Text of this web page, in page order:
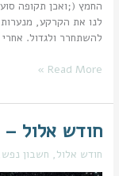
החמץ (;ואכן תקופה
לנו את הקרקע,
להשתחרר ולגדול. אחרי
Read More »
חודש אלול –
חודש אלול, חשבון נפש
חודש
אלול
–